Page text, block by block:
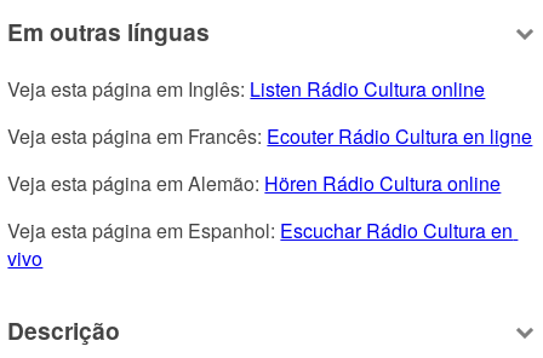
Em outras línguas
Veja esta página em Inglês: Listen Rádio Cultura online
Veja esta página em Francês: Ecouter Rádio Cultura en ligne
Veja esta página em Alemão: Hören Rádio Cultura online
Veja esta página em Espanhol: Escuchar Rádio Cultura en
vivo
Descrição